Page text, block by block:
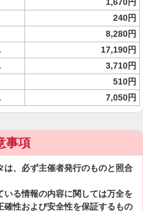
240円
8,280円
17,190円
3,710円
510円
7,050円
事項
、必ず主催者発行のものと照合
る情報の内容に関しては万全を
性および安全性を保証するもの